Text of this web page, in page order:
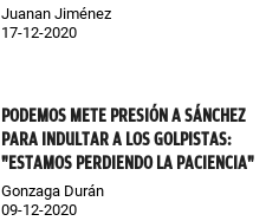
Juanan Jiménez
17-12-2020
PODEMOS METE PRESIÓN A SÁNCHEZ
PARA INDULTAR A LOS GOLPISTAS:
"ESTAMOS PERDIENDO LA PACIENCIA"
Gonzaga Durán
09-12-2020